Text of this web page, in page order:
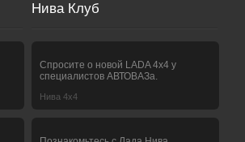
Нива Клуб
Спросите о новой LADA 4x4 у
специалистов АВТОВАЗа.
Нива 4х4